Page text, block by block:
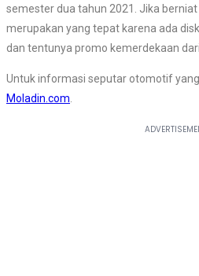
semester dua tahun 2021. Jika
merupakan yang tepat karena ada
dan tentunya promo kemerdekaan
Untuk informasi seputar otomotif
Moladin.com.